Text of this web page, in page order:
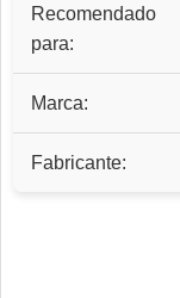
Recomendado
para:
Marca:
Fabricante: